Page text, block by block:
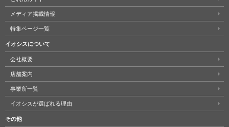
メディア掲載情報
特集ページ一覧
イオシスについて
会社概要
店舗案内
事業所一覧
イオシスが選ばれる理由
その他